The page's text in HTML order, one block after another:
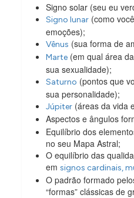
Signo solar (seu eu
Signo lunar (como
emoções);
Vênus (sua forma de
Marte (em qual área
sua sexualidade);
Saturno (pontos que
sua personalidade);
Júpiter (áreas da vida
Aspectos e ângulos
Equilíbrio dos
no seu Mapa Astral;
O equilíbrio das
emsignos cardinais,
O padrão formado
“formas” clássicas de